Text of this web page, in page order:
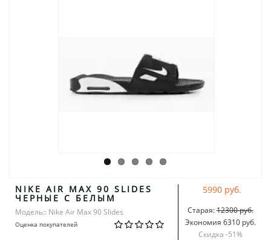
NIKE AIR MAX 90 SLIDES
ЧЕРНЫЕ С БЕЛЫМ
Модель:: Nike Air Max 90 Slides
Оценка покупателей
5990 руб.
Старая:12300 руб.
Экономия 6310 руб.
Скидка -51%